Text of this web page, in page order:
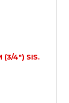
(3/4") SIS.